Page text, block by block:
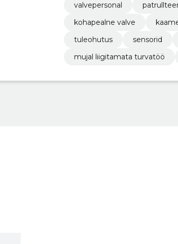
valvepersonal
kohapealne valve
tuleohutus
sensorid
mujal liigitamata turvatöö